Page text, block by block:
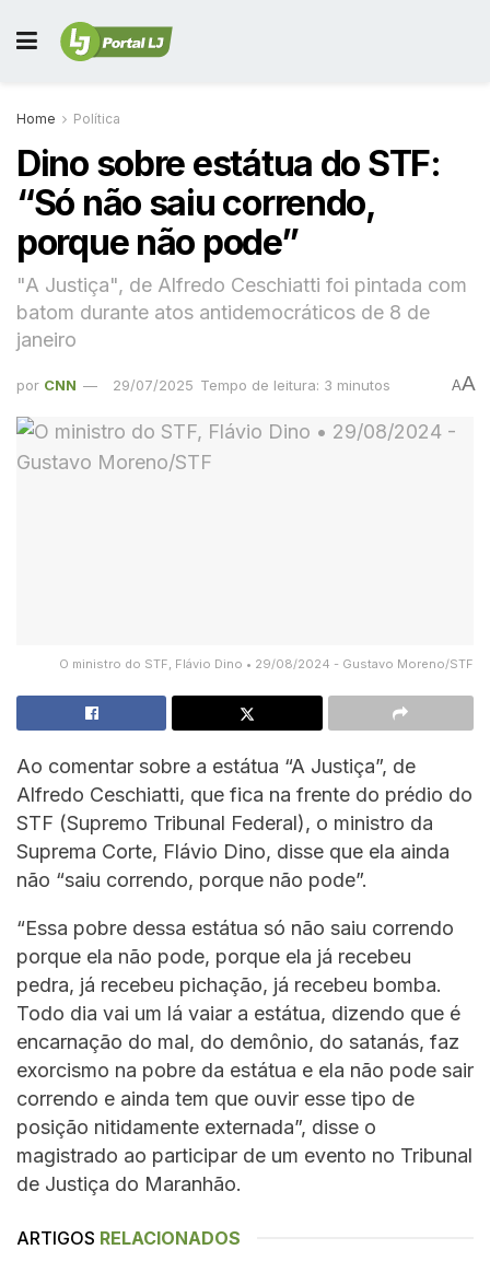
Home Política
Dino sobre estátua do STF:
“Só não saiu correndo,
porque não pode”
"A Justiça", de Alfredo Ceschiatti foi pintada com
batom durante atos antidemocráticos de 8 de
janeiro
por CNN 29/07/2025 Tempo de leitura: 3 minutos AA
O ministro do STF, Flávio Dino • 29/08/2024 - Gustavo Moreno/STF
Ao comentar sobre a estátua “A Justiça”, de
Alfredo Ceschiatti, que fica na frente do prédio do
STF (Supremo Tribunal Federal), o ministro da
Suprema Corte, Flávio Dino, disse que ela ainda
não “saiu correndo, porque não pode”.
“Essa pobre dessa estátua só não saiu correndo
porque ela não pode, porque ela já recebeu
pedra, já recebeu pichação, já recebeu bomba.
Todo dia vai um lá vaiar a estátua, dizendo que é
encarnação do mal, do demônio, do satanás, faz
exorcismo na pobre da estátua e ela não pode sair
correndo e ainda tem que ouvir esse tipo de
posição nitidamente externada”, disse o
magistrado ao participar de um evento no Tribunal
de Justiça do Maranhão.
ARTIGOS RELACIONADOS